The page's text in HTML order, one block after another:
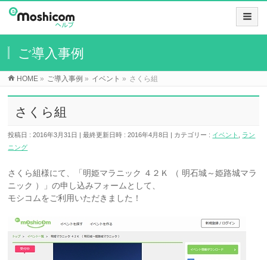
ご導入事例
HOME » ご導入事例 » イベント » さくら組
さくら組
投稿日 : 2016年3月31日 最終更新日時 : 2016年4月8日 カテゴリー : イベント
ラン
ニング
さくら組様にて、「明姫マラニック ４２Ｋ （ 明石城～姫路城マラ
ニック ）」の申し込みフォームとして、
モシコムをご利用いただきました！